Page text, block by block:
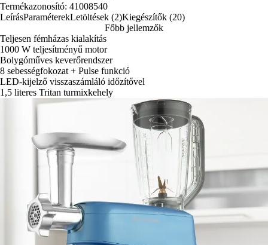
Termékazonosító: 41008540
LeírásParaméterekLetöltések (2)Kiegészítők (20)
Főbb jellemzők
Teljesen fémházas kialakítás
1000 W teljesítményű motor
Bolygóműves keverőrendszer
8 sebességfokozat + Pulse funkció
LED-kijelző visszaszámláló időzítővel
1,5 literes Tritan turmixkehely